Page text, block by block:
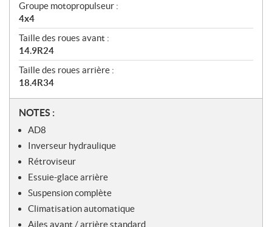
Groupe motopropulseur :
4x4
Taille des roues avant :
14.9R24
Taille des roues arrière :
18.4R34
N
o
s
NOTES :
AD8
Inverseur hydraulique
Rétroviseur
Essuie-glace arrière
Suspension complète
Climatisation automatique
Ailes avant / arrière standard